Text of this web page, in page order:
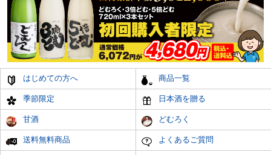
はじめての方へ 商品一覧
季節限定 日本酒を贈る
甘酒 どむろく
送料無料商品 よくあるご質問